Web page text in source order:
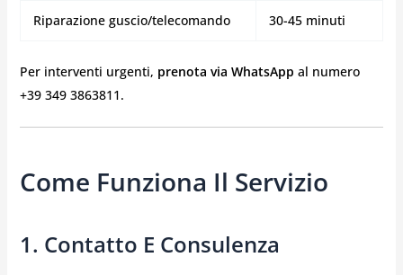
Riparazione guscio/telecomando 30-45 minuti
Per interventi urgenti, prenota via WhatsApp al numero
+39 349 3863811.
Come Funziona Il Servizio
1. Contatto E Consulenza